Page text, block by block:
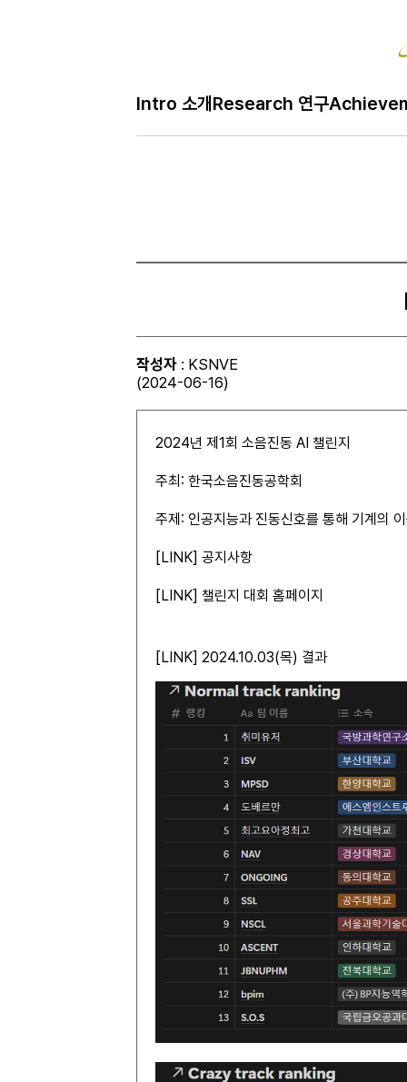
Intro 소개 Research 연구
작성자 : KSNVE
(2024-06-16)
2024년 제1회 소음진동 AI 챌린지
주최: 한국소음진동공학회
주제: 인공지능과 진동신호를 통해 기계의
[LINK] 공지사항
[LINK] 챌린지 대회 홈페이지
[LINK] 2024.10.03(목) 결과